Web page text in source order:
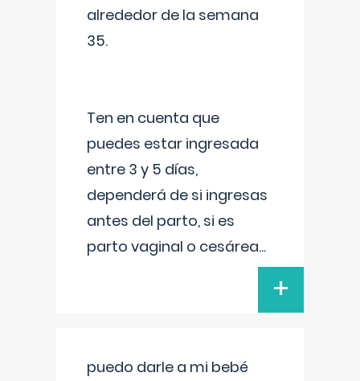
alrededor de la semana
35.
Ten en cuenta que
puedes estar ingresada
entre 3 y 5 días,
dependerá de si ingresas
antes del parto, si es
parto vaginal o cesárea...
+
puedo darle a mi bebé